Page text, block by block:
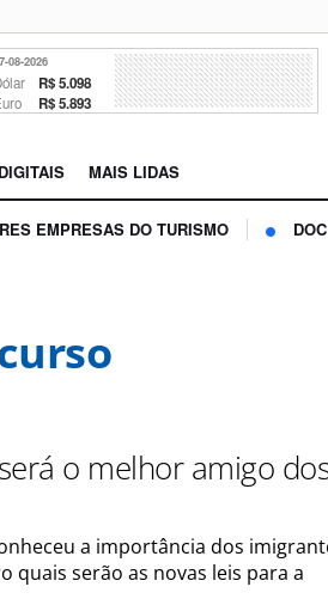
08-2026
R$ 5.098
R$ 5.893
MAIS LIDAS
EMPRESAS DO TURISMO
o melhor amigo
a importância dos
quais serão as novas leis para a